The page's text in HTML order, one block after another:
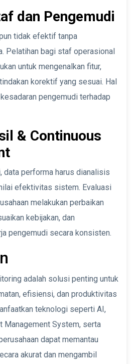
dan Pengemudi
tidak efektif tanpa
Pelatihan bagi staf operasional
untuk mengenalkan fitur,
korektif yang sesuai. Hal
pengemudi terhadap
& Continuous
data performa harus dianalisis
efektivitas sistem. Evaluasi
melakukan perbaikan
kebijakan, dan
pengemudi secara konsisten.
adalah solusi penting untuk
efisiensi, dan produktivitas
teknologi seperti AI,
Management System, serta
dapat memantau
akurat dan mengambil